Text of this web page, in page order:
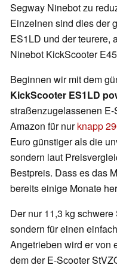
Segway Ninebot zu
Einzelnen sind dies der
ES1LD und der teurere,
Ninebot KickScooter
Beginnen wir mit dem
KickScooter ES1LD
straßenzugelassenen
Amazon für nurknapp
Euro günstiger als die
sondern laut
Bestpreis. Dass es das
bereits einige Monate
Der nur 11,3 kg
sondern für einen
Angetrieben wird er von
dem der E-Scooter